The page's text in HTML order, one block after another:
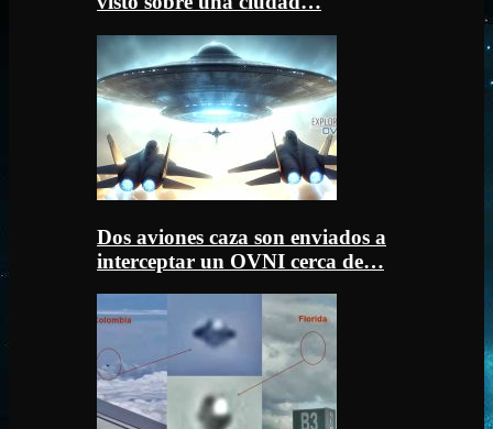
Dos aviones caza son enviados a
interceptar un OVNI cerca de…